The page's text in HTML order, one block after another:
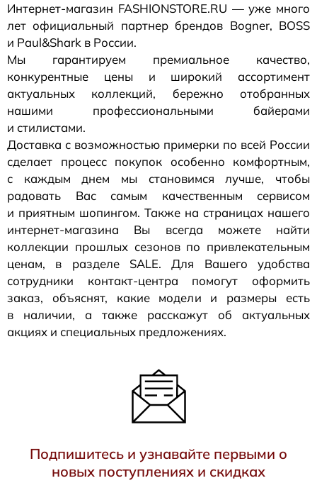
Интернет-магазин FASHIONSTORE.RU — уже много
лет официальный партнер брендов Bogner, BOSS
и Paul&Shark в России.
Мы гарантируем премиальное качество,
конкурентные цены и широкий ассортимент
актуальных коллекций, бережно отобранных
нашими профессиональными байерами
и стилистами.
Доставка с возможностью примерки по всей России
сделает процесс покупок особенно комфортным,
с каждым днем мы становимся лучше, чтобы
радовать Вас самым качественным сервисом
и приятным шопингом. Также на страницах нашего
интернет-магазина Вы всегда можете найти
коллекции прошлых сезонов по привлекательным
ценам, в разделе SALE. Для Вашего удобства
сотрудники контакт-центра помогут оформить
заказ, объяснят, какие модели и размеры есть
в наличии, а также расскажут об актуальных
акциях и специальных предложениях.
Подпишитесь и узнавайте первыми о
новых поступлениях и скидках